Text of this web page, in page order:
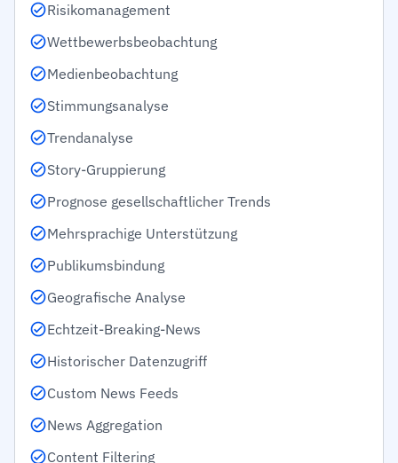
Risikomanagement
Wettbewerbsbeobachtung
Medienbeobachtung
Stimmungsanalyse
Trendanalyse
Story-Gruppierung
Prognose gesellschaftlicher Trends
Mehrsprachige Unterstützung
Publikumsbindung
Geografische Analyse
Echtzeit-Breaking-News
Historischer Datenzugriff
Custom News Feeds
News Aggregation
Content Filtering